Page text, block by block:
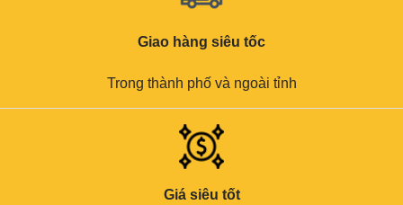
Giao hàng siêu tốc
Trong thành phố và ngoài tỉnh
Giá siêu tốt